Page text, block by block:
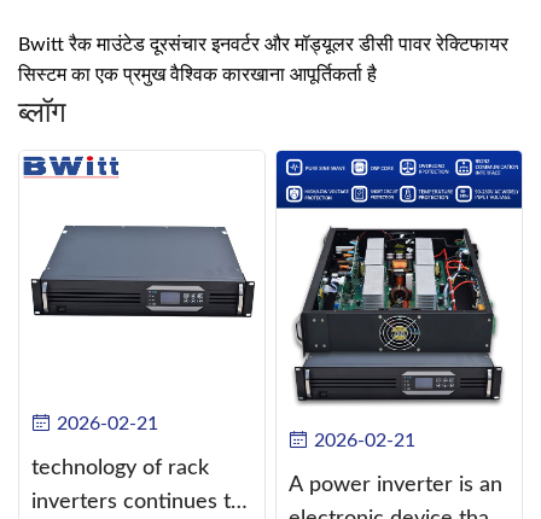
Bwitt रैक माउंटेड दूरसंचार इनवर्टर और मॉड्यूलर डीसी पावर रेक्टिफायर
सिस्टम का एक प्रमुख वैश्विक कारखाना आपूर्तिकर्ता है
ब्लॉग
2026-02-21
technology of rack
inverters continues to
2026-02-21
A power inverter is an